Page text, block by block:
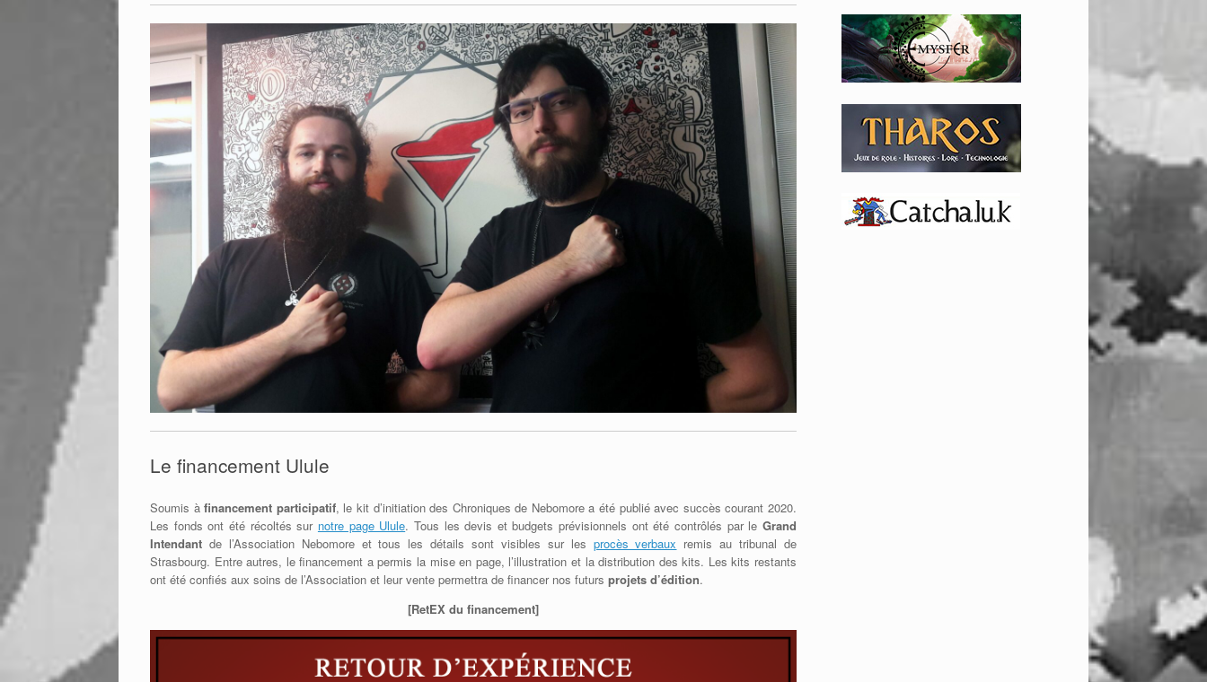
Le financement Ulule
Soumis àfinancement participatif, le kit d’initiation des Chroniques de Nebomore a été publié avec succès courant 2020.
Les fonds ont été récoltés sur notre page Ulule. Tous les devis et budgets prévisionnels ont été contrôlés par leGrand
Intendant de l’Association Nebomore et tous les détails sont visibles sur les procès verbaux remis au tribunal de
Strasbourg. Entre autres, le financement a permis la mise en page, l’illustration et la distribution des kits. Les kits restants
ont été confiés aux soins de l’Association et leur vente permettra de financer nos futurs projets d’édition.
[RetEX du financement]